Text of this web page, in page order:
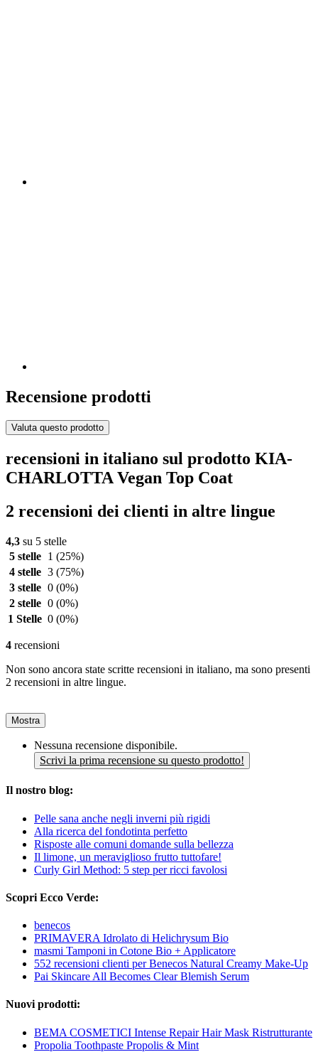
Recensione prodotti
Valuta questo prodotto
recensioni in italiano sul prodotto KIA-
CHARLOTTA Vegan Top Coat
2 recensioni dei clienti in altre lingue
4,3 su 5 stelle
5 stelle
1 (25%)
4 stelle 3 (75%)
3 stelle 0 (0%)
2 stelle 0 (0%)
1 Stelle 0 (0%)
4 recensioni
Non sono ancora state scritte recensioni in italiano, ma sono presenti
2 recensioni in altre lingue.
Mostra
Nessuna recensione disponibile.
Scrivi la prima recensione su questo prodotto!
Il nostro blog:
Pelle sana anche negli inverni più rigidi
Alla ricerca del fondotinta perfetto
Risposte alle comuni domande sulla bellezza
Il limone, un meraviglioso frutto tuttofare!
Curly Girl Method: 5 step per ricci favolosi
Scopri Ecco Verde:
benecos
PRIMAVERA Idrolato di Helichrysum Bio
masmi Tamponi in Cotone Bio + Applicatore
552 recensioni clienti per Benecos Natural Creamy Make-Up
Pai Skincare All Becomes Clear Blemish Serum
Nuovi prodotti:
BEMA COSMETICI Intense Repair Hair Mask Ristrutturante
Propolia Toothpaste Propolis & Mint